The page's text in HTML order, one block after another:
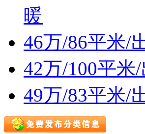
暖
46万/86平米/
42万/100平
49万/83平米/